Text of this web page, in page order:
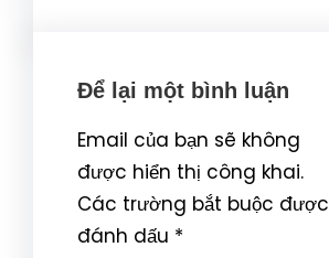
Để lại một bình luận
Email của bạn sẽ không
được hiển thị công khai.
Các trường bắt buộc được
đánh dấu *